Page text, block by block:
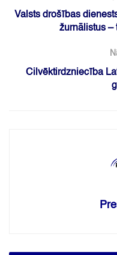
Valsts drošības
žurnālistus –
Cilvēktirdzniecība